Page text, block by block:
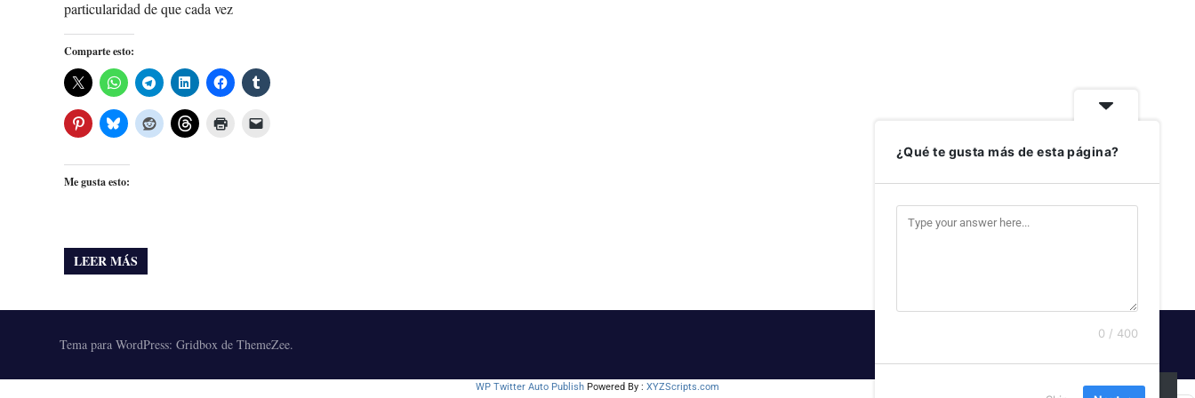
particularidad de que cada vez
Comparte esto:
Me gusta esto:
LEER MÁS
Tema para WordPress: Gridbox de ThemeZee.
WP Twitter Auto Publish Powered By : XYZScripts.com
¿Qué te gusta más de esta página?
0 / 400